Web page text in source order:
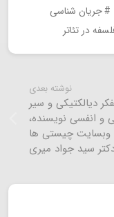
جریان شناسی
در تئاتر
نوشته بعدی
دیالکتیکی و سیر
و انفسی نویسنده،
وبسایت چیستی ها
سید جواد میری